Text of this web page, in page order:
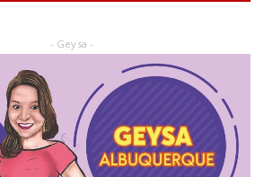
- Geysa -